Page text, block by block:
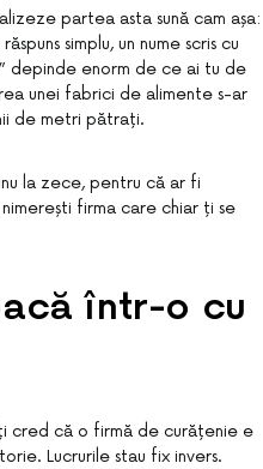
partea asta sună cam așa:
simplu, un nume scris cu
depinde enorm de ce ai tu de
unei fabrici de alimente s-ar
de metri pătrați.
la zece, pentru că ar fi
firma care chiar ți se
într-o cu
cred că o firmă de curățenie e
Lucrurile stau fix invers.